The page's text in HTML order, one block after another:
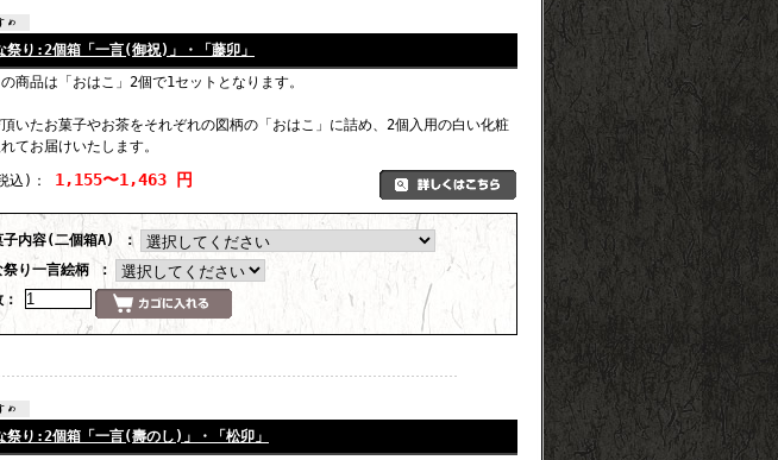
祭り:2個箱「一言(御祝)」・「藤卯」
の商品は「おはこ」2個で1セットとなります。
いたお菓子やお茶をそれぞれの図柄の「おはこ」に詰め、2個入用の白い化粧
てお届けいたします。
込) ： 1,155〜1,463 円
子内容(二個箱A) ：
祭り一言絵柄 ：
祭り:2個箱「一言(壽のし)」・「松卯」